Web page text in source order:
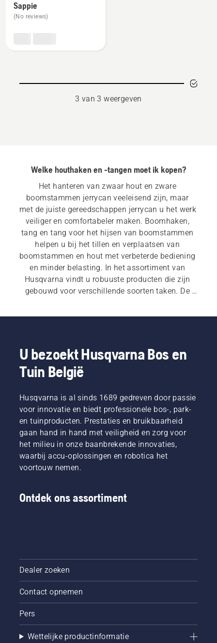
details
over
Sappie
(No reviews)
3 van 3 weergeven
Welke houthaken en -tangen moet ik kopen?
Het hanteren van zwaar hout en zware
boomstammen jerrycan veeleisend zijn, maar
met de juiste gereedschappen jerrycan u het werk
veiliger en comfortabeler maken. Boomhaken,
tang en tang voor het hijsen van boomstammen
helpen u bij het tillen en verplaatsen van
boomstammen en hout met verbeterde bediening
en minder belasting. In het assortiment van
Husqvarna vindt u robuuste producten die zijn
gebouwd voor verschillende soorten taken. De
U bezoekt Husqvarna Bos en
Tuin België
Husqvarna is al sinds 1689 gedreven door passie
voor innovatie en biedt professionele bos-, park-
en tuinproducten. Prestaties en bruikbaarheid
gaan hand in hand met veiligheid en zorg voor
het milieu in onze baanbrekende innovaties,
waarbij accu-oplossingen en robotica het
voortouw nemen.
Ontdek ons assortiment
Dealer zoeken
Contact opnemen
Pers
Wettelijke productinformatie